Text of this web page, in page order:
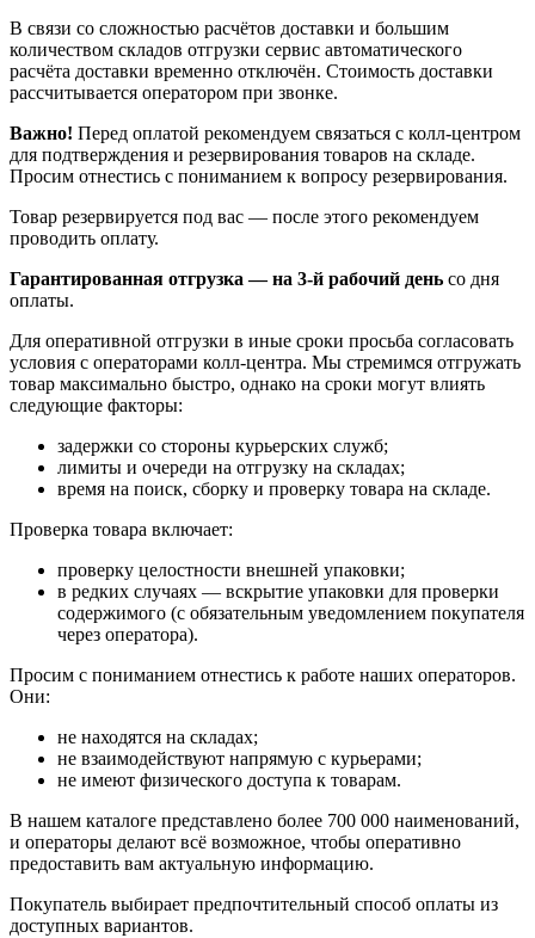
В связи со сложностью расчётов доставки и большим
количеством складов отгрузки сервис автоматического
расчёта доставки временно отключён. Стоимость доставки
рассчитывается оператором при звонке.
Важно! Перед оплатой рекомендуем связаться с колл‑центром
для подтверждения и резервирования товаров на складе.
Просим отнестись с пониманием к вопросу резервирования.
Товар резервируется под вас — после этого рекомендуем
проводить оплату.
Гарантированная отгрузка — на 3‑й рабочий день со дня
оплаты.
Для оперативной отгрузки в иные сроки просьба согласовать
условия с операторами колл‑центра. Мы стремимся отгружать
товар максимально быстро, однако на сроки могут влиять
следующие факторы:
задержки со стороны курьерских служб;
лимиты и очереди на отгрузку на складах;
время на поиск, сборку и проверку товара на складе.
Проверка товара включает:
проверку целостности внешней упаковки;
в редких случаях — вскрытие упаковки для проверки
содержимого (с обязательным уведомлением покупателя
через оператора).
Просим с пониманием отнестись к работе наших операторов.
Они:
не находятся на складах;
не взаимодействуют напрямую с курьерами;
не имеют физического доступа к товарам.
В нашем каталоге представлено более 700 000 наименований,
и операторы делают всё возможное, чтобы оперативно
предоставить вам актуальную информацию.
Покупатель выбирает предпочтительный способ оплаты из
доступных вариантов.